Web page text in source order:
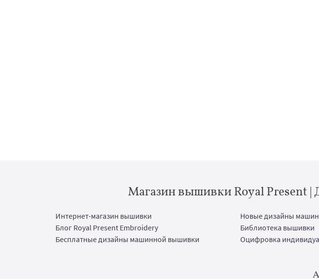
Магазин вышивки Royal Present
Интернет-магазин вышивки Новые дизайны
Блог Royal Present Embroidery
Библиотека вышивки
Бесплатные дизайны машинной вышивки
Оцифровка